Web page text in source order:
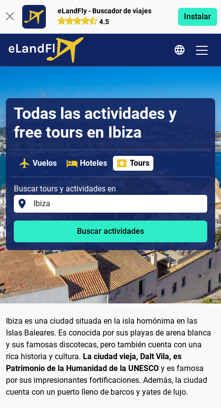
eLandFly - Buscador de viajes
4.5
Instalar
Todas las actividades y
free tours en Ibiza
Vuelos Hoteles Tours
Buscar tours y actividades en
Buscar actividades
Ibiza es una ciudad situada en la isla homónima en las
Islas Baleares. Es conocida por sus playas de arena blanca
y sus famosas discotecas, pero también cuenta con una
rica historia y cultura. La ciudad vieja, Dalt Vila, es
Patrimonio de la Humanidad de la UNESCO y es famosa
por sus impresionantes fortificaciones. Además, la ciudad
cuenta con un puerto lleno de barcos y yates de lujo.